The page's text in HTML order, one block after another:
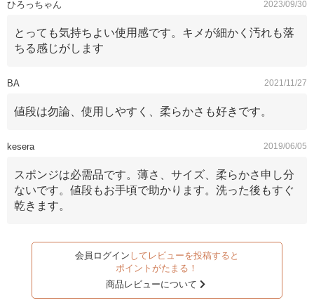
ひろっちゃん 2023/09/30
とっても気持ちよい使用感です。キメが細かく汚れも落
ちる感じがします
BA 2021/11/27
値段は勿論、使用しやすく、柔らかさも好きです。
kesera 2019/06/05
スポンジは必需品です。薄さ、サイズ、柔らかさ申し分
ないです。値段もお手頃で助かります。洗った後もすぐ
乾きます。
会員ログイン してレビューを投稿すると
ポイントがたまる！
商品レビューについて